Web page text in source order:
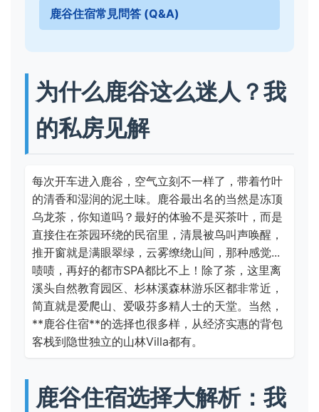
鹿谷住宿常見問答 (Q&A)
为什么鹿谷这么迷人？我
的私房见解
每次开车进入鹿谷，空气立刻不一样了，带着竹叶
的清香和湿润的泥土味。鹿谷最出名的当然是冻顶
乌龙茶，你知道吗？最好的体验不是买茶叶，而是
直接住在茶园环绕的民宿里，清晨被鸟叫声唤醒，
推开窗就是满眼翠绿，云雾缭绕山间，那种感觉...
啧啧，再好的都市SPA都比不上！除了茶，这里离
溪头自然教育园区、杉林溪森林游乐区都非常近，
简直就是爱爬山、爱吸芬多精人士的天堂。当然，
**鹿谷住宿**的选择也很多样，从经济实惠的背包
客栈到隐世独立的山林Villa都有。
鹿谷住宿选择大解析：我